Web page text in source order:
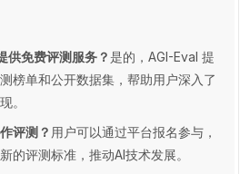
供免费评测服务？是的，AGI-Eval 提
榜单和公开数据集，帮助用户深入了
。
评测？ 用户可以通过平台报名参与，
的评测标准，推动AI技术发展。